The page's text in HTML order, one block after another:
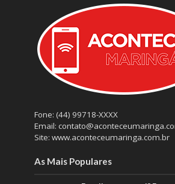
Fone: (44) 99718-XXXX
Email:
Site: www.aconteceumaringa.com.br
As Mais Populares